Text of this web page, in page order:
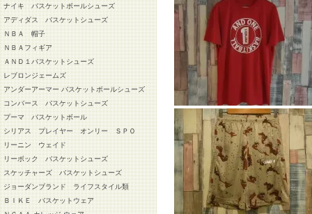
ナイキ バスケットボールシューズ
アディダス バスケットシューズ
ＮＢＡ 帽子
ＮＢＡフィギア
ＡＮＤ１バスケットシューズ
レブロンジェームズ
アンダーアーマー バスケットボールシューズ
コンバース バスケットシューズ
プーマ バスケットボール
シリアス プレイヤー オンリー ＳＰＯ
リーニン ウェイド
リーボック バスケットシューズ
スケッチャーズ バスケットシューズ
ジョーダンブランド ライフスタイル類
ＢＩＫＥ バスケットウェア